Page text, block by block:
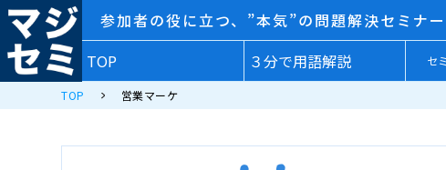
参加者の役に立つ、”本気”の問題解決セミナー
TOP
３分で用語解説 セ
TOP 営業マーケ